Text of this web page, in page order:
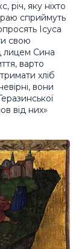
річ, яку ніхто
сприймуть
Ісуса
свою
лицем Сина
варто
хліб
вони
від них»